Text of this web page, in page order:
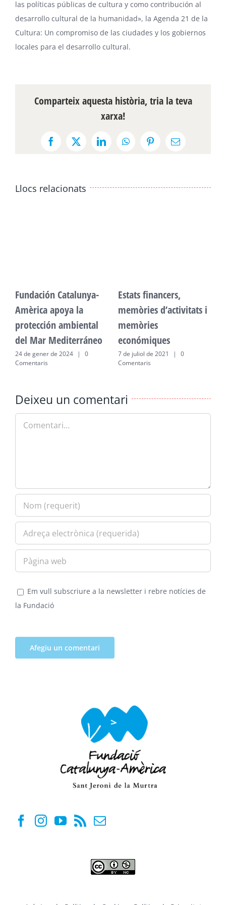
las políticas públicas de cultura y como contribución al
desarrollo cultural de la humanidad», la Agenda 21 de la
Cultura: Un compromiso de las ciudades y los gobiernos
locales para el desarrollo cultural.
Comparteix aquesta història, tria la teva
xarxa!
Facebook
X LinkedInWhatsAppPinterestEmail:
Llocs relacionats
Fundación Catalunya-
Amèrica apoya la
protección ambiental
del Mar Mediterráneo
24 de gener de 2024 |
0
Comentaris
Estats financers,
memòries d’activitats i
memòries
económiques
7 de juliol de 2021 |
0
Comentaris
Deixeu un comentari
Em vull subscriure a la newsletter i rebre notícies de
la Fundació